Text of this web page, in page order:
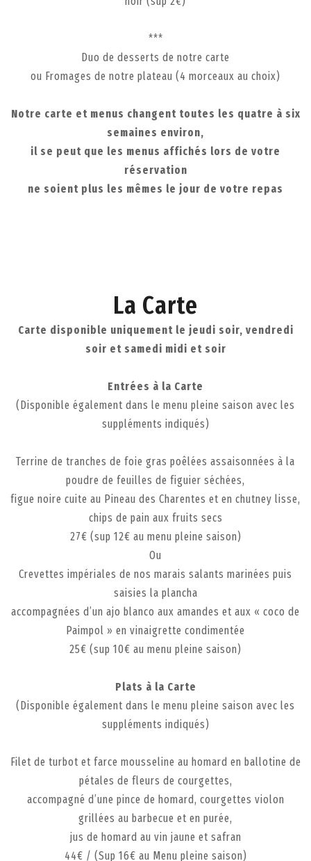
***
Duo de desserts de notre carte
ou Fromages de notre plateau (4 morceaux au choix)
Notre carte et menus changent toutes les quatre à six
semaines environ,
il se peut que les menus affichés lors de votre
réservation
ne soient plus les mêmes le jour de votre repas
La Carte
Carte disponible uniquement le jeudi soir, vendredi
soir et samedi midi et soir
Entrées à la Carte
(Disponible également dans le menu pleine saison avec les
suppléments indiqués)
Terrine de tranches de foie gras poêlées assaisonnées à la
poudre de feuilles de figuier séchées,
figue noire cuite au Pineau des Charentes et en chutney lisse,
chips de pain aux fruits secs
27€ (sup 12€ au menu pleine saison)
Ou
Crevettes impériales de nos marais salants marinées puis
saisies la plancha
accompagnées d’un ajo blanco aux amandes et aux « coco de
Paimpol » en vinaigrette condimentée
25€ (sup 10€ au menu pleine saison)
Plats à la Carte
(Disponible également dans le menu pleine saison avec les
suppléments indiqués)
Filet de turbot et farce mousseline au homard en ballotine de
pétales de fleurs de courgettes,
accompagné d’une pince de homard, courgettes violon
grillées au barbecue et en purée,
jus de homard au vin jaune et safran
44€ / (Sup 16€ au Menu pleine saison)